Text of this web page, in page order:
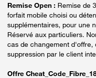
Remise Open : Remise de
forfait mobile choisi ou
supplémentaires, pour une
Réservé aux particuliers.
cas de changement d'offre,
suppression par le client
Offre